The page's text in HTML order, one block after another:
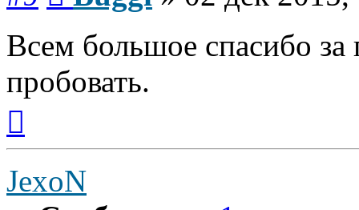
Всем большое спасибо
пробовать.
началу
JexoN